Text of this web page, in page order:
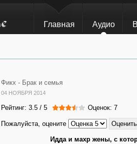
Главная Аудио
Фикх - Брак и семья
04 НОЯБРЯ 2014
Рейтинг: 3.5 / 5 Оценок: 7
Пожалуйста, оцените
Идда и махр жены, с